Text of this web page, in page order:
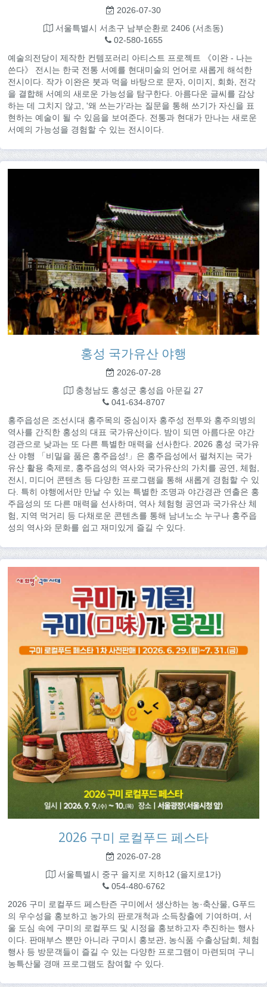
2026-07-30
서울특별시 서초구 남부순환로 2406 (서초동)
02-580-1655
예술의전당이 제작한 컨템포러리 아티스트 프로젝트 《이완 - 나는
쓴다》 전시는 한국 전통 서예를 현대미술의 언어로 새롭게 해석한
전시이다. 작가 이완은 붓과 먹을 바탕으로 문자, 이미지, 회화, 전각
을 결합해 서예의 새로운 가능성을 탐구한다. 아름다운 글씨를 감상
하는 데 그치지 않고, '왜 쓰는가'라는 질문을 통해 쓰기가 자신을 표
현하는 예술이 될 수 있음을 보여준다. 전통과 현대가 만나는 새로운
서예의 가능성을 경험할 수 있는 전시이다.
홍성 국가유산 야행
2026-07-28
충청남도 홍성군 홍성읍 아문길 27
041-634-8707
홍주읍성은 조선시대 홍주목의 중심이자 홍주성 전투와 홍주의병의
역사를 간직한 홍성의 대표 국가유산이다. 밤이 되면 아름다운 야간
경관으로 낮과는 또 다른 특별한 매력을 선사한다. 2026 홍성 국가유
산 야행 「비밀을 품은 홍주읍성!」은 홍주읍성에서 펼쳐지는 국가
유산 활용 축제로, 홍주읍성의 역사와 국가유산의 가치를 공연, 체험,
전시, 미디어 콘텐츠 등 다양한 프로그램을 통해 새롭게 경험할 수 있
다. 특히 야행에서만 만날 수 있는 특별한 조명과 야간경관 연출은 홍
주읍성의 또 다른 매력을 선사하며, 역사 체험형 공연과 국가유산 체
험, 지역 먹거리 등 다채로운 콘텐츠를 통해 남녀노소 누구나 홍주읍
성의 역사와 문화를 쉽고 재미있게 즐길 수 있다.
2026 구미 로컬푸드 페스타
2026-07-28
서울특별시 중구 을지로 지하12 (을지로1가)
054-480-6762
2026 구미 로컬푸드 페스탄즌 구미에서 생산하는 농·축산물, G푸드
의 우수성을 홍보하고 농가의 판로개척과 소득창출에 기여하며, 서
울 도심 속에 구미의 로컬푸드 및 시정을 홍보하고자 추진하는 행사
이다. 판매부스 뿐만 아니라 구미시 홍보관, 농식품 수출상담회, 체험
행사 등 방문객들이 즐길 수 있는 다양한 프로그램이 마련되며 구니
농특산물 경매 프로그램도 참여할 수 있다.